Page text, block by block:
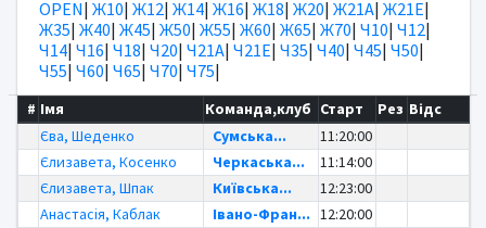
OPEN| Ж10| Ж12| Ж14| Ж16| Ж18| Ж20| Ж21А| Ж21Е|
Ж35| Ж40| Ж45| Ж50| Ж55| Ж60| Ж65| Ж70| Ч10| Ч12|
Ч14| Ч16| Ч18| Ч20| Ч21А| Ч21Е| Ч35| Ч40| Ч45| Ч50|
Ч55| Ч60| Ч65| Ч70| Ч75|
# Імя Команда,клуб Старт Рез Відс
Єва, Шеденко
Сумська...
11:20:00
Єлизавета, Косенко
Черкаська...
11:14:00
Єлизавета, Шпак
Київська...
12:23:00
Анастасія, Каблак
Івано-Фран... 12:20:00